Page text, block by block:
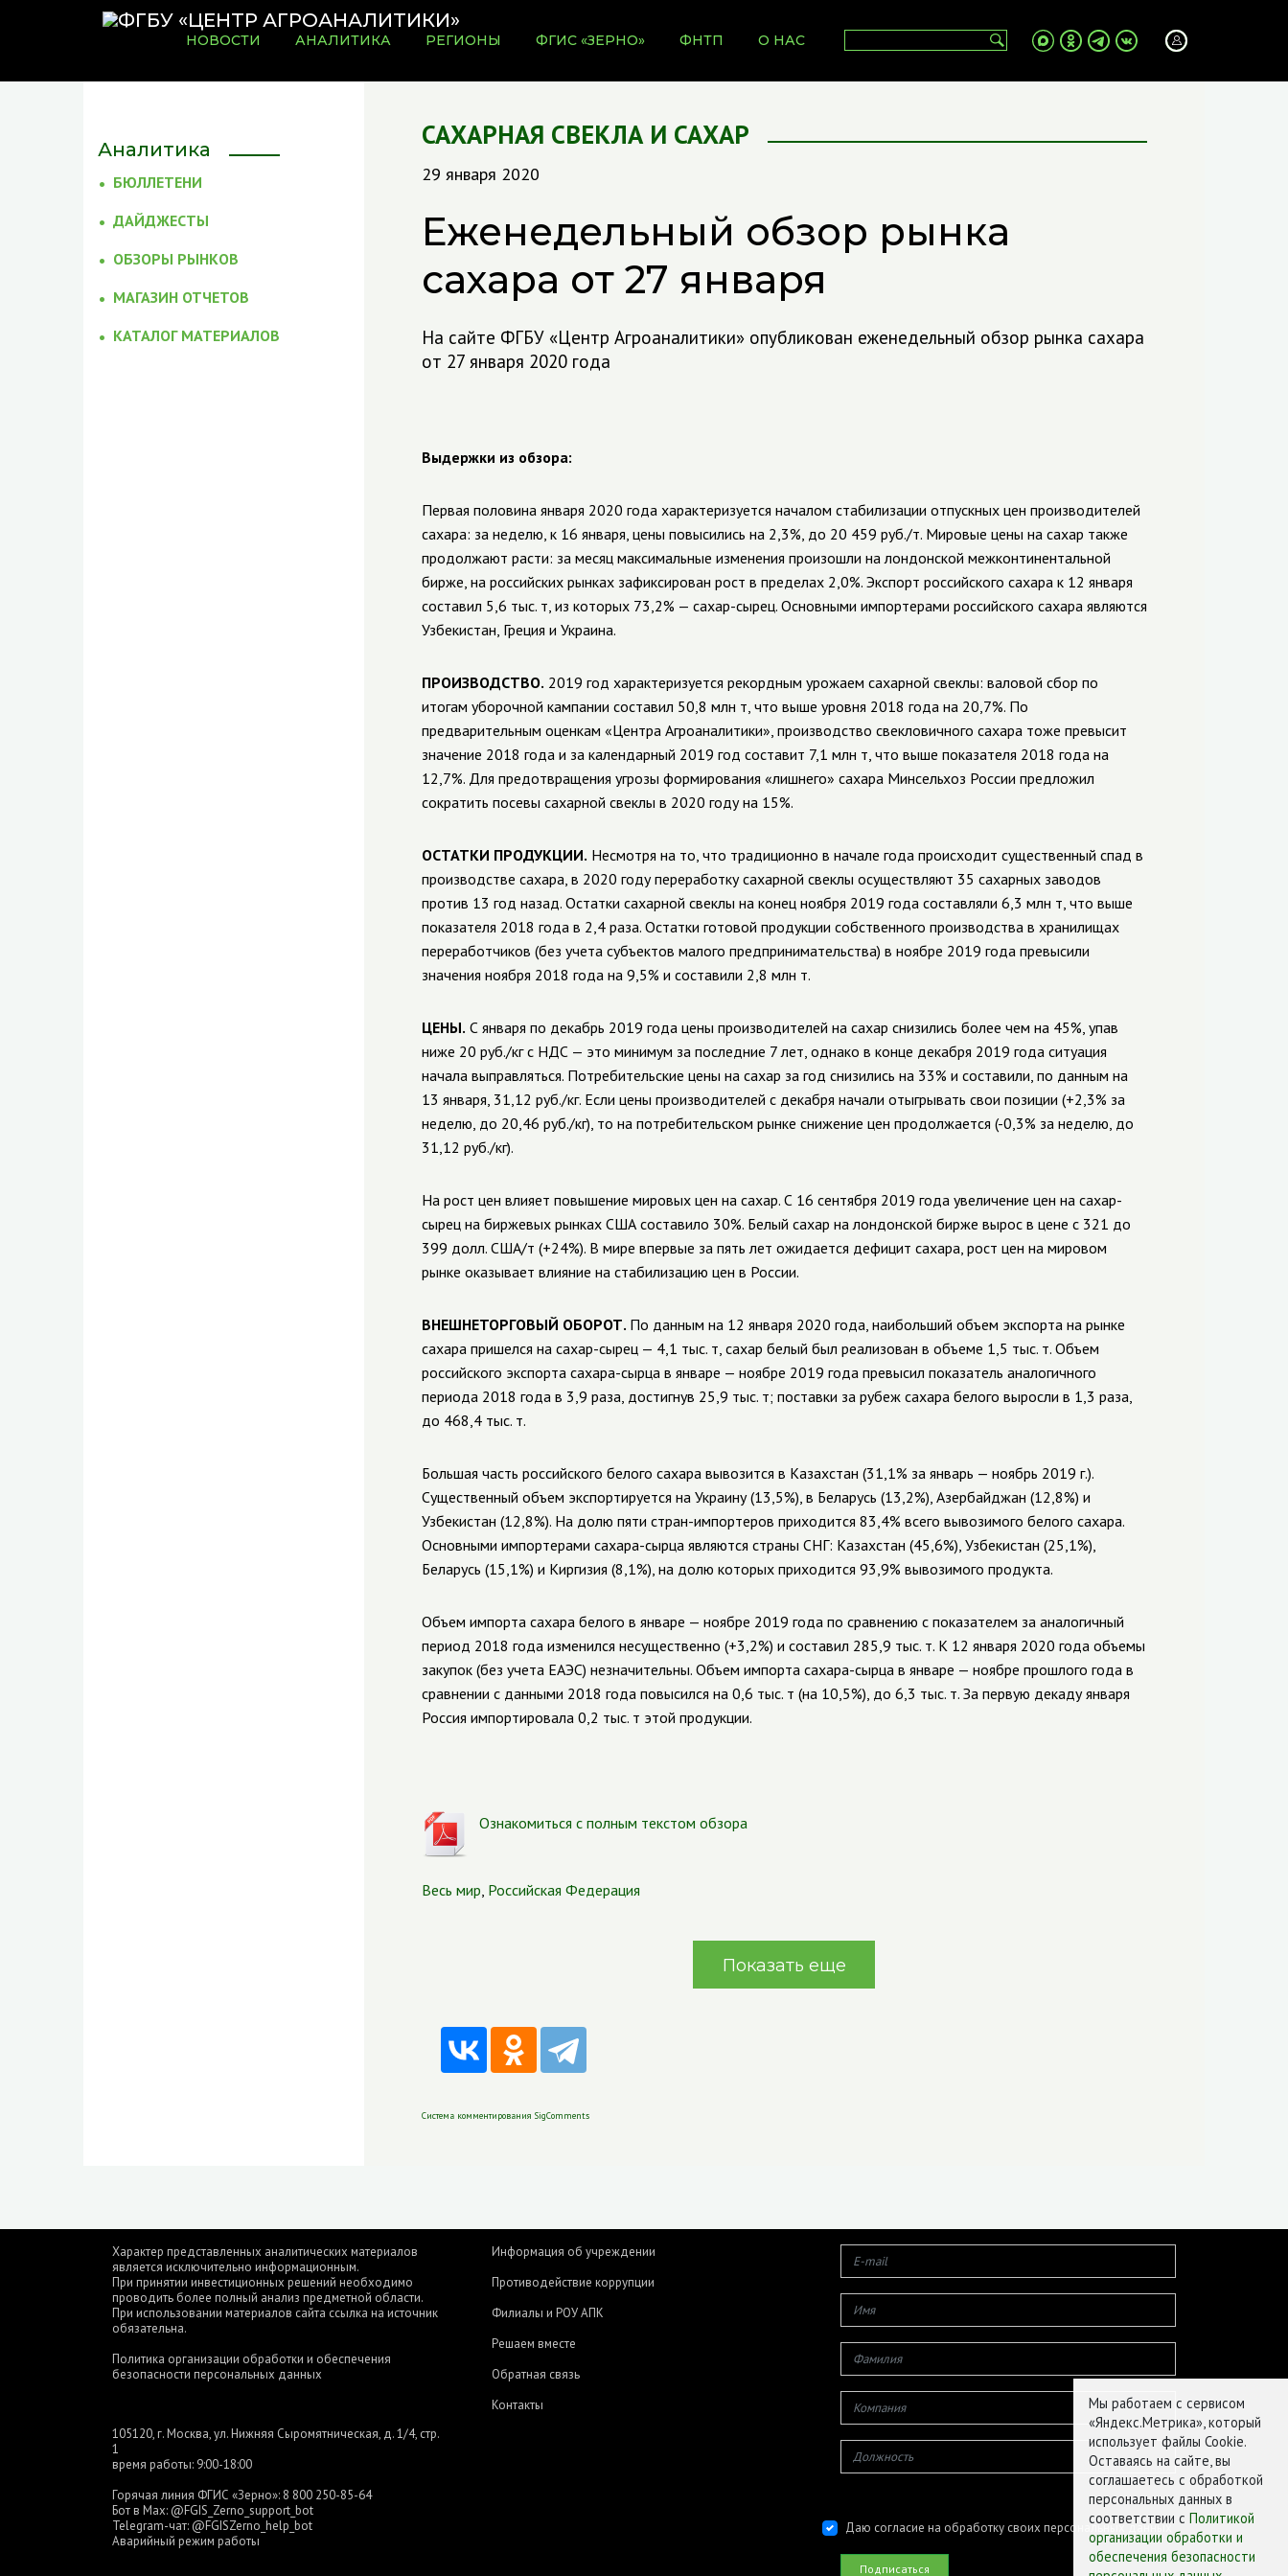
НОВОСТИ АНАЛИТИКА РЕГИОНЫ ФГИС «ЗЕРНО» ФНТП О НАС
Аналитика
БЮЛЛЕТЕНИ
ДАЙДЖЕСТЫ
ОБЗОРЫ РЫНКОВ
МАГАЗИН ОТЧЕТОВ
КАТАЛОГ МАТЕРИАЛОВ
САХАРНАЯ СВЕКЛА И САХАР
29 января 2020
Еженедельный обзор рынка
сахара от 27 января
На сайте ФГБУ «Центр Агроаналитики» опубликован еженедельный обзор рынка сахара
от 27 января 2020 года
Выдержки из обзора:
Первая половина января 2020 года характеризуется началом стабилизации отпускных цен производителей
сахара: за неделю, к 16 января, цены повысились на 2,3%, до 20 459 руб./т. Мировые цены на сахар также
продолжают расти: за месяц максимальные изменения произошли на лондонской межконтинентальной
бирже, на российских рынках зафиксирован рост в пределах 2,0%. Экспорт российского сахара к 12 января
составил 5,6 тыс. т, из которых 73,2% — сахар-сырец. Основными импортерами российского сахара являются
Узбекистан, Греция и Украина.
ПРОИЗВОДСТВО. 2019 год характеризуется рекордным урожаем сахарной свеклы: валовой сбор по
итогам уборочной кампании составил 50,8 млн т, что выше уровня 2018 года на 20,7%. По
предварительным оценкам «Центра Агроаналитики», производство свекловичного сахара тоже превысит
значение 2018 года и за календарный 2019 год составит 7,1 млн т, что выше показателя 2018 года на
12,7%. Для предотвращения угрозы формирования «лишнего» сахара Минсельхоз России предложил
сократить посевы сахарной свеклы в 2020 году на 15%.
ОСТАТКИ ПРОДУКЦИИ. Несмотря на то, что традиционно в начале года происходит существенный спад в
производстве сахара, в 2020 году переработку сахарной свеклы осуществляют 35 сахарных заводов
против 13 год назад. Остатки сахарной свеклы на конец ноября 2019 года составляли 6,3 млн т, что выше
показателя 2018 года в 2,4 раза. Остатки готовой продукции собственного производства в хранилищах
переработчиков (без учета субъектов малого предпринимательства) в ноябре 2019 года превысили
значения ноября 2018 года на 9,5% и составили 2,8 млн т.
ЦЕНЫ. С января по декабрь 2019 года цены производителей на сахар снизились более чем на 45%, упав
ниже 20 руб./кг с НДС — это минимум за последние 7 лет, однако в конце декабря 2019 года ситуация
начала выправляться. Потребительские цены на сахар за год снизились на 33% и составили, по данным на
13 января, 31,12 руб./кг. Если цены производителей с декабря начали отыгрывать свои позиции (+2,3% за
неделю, до 20,46 руб./кг), то на потребительском рынке снижение цен продолжается (-0,3% за неделю, до
31,12 руб./кг).
На рост цен влияет повышение мировых цен на сахар. С 16 сентября 2019 года увеличение цен на сахар-
сырец на биржевых рынках США составило 30%. Белый сахар на лондонской бирже вырос в цене с 321 до
399 долл. США/т (+24%). В мире впервые за пять лет ожидается дефицит сахара, рост цен на мировом
рынке оказывает влияние на стабилизацию цен в России.
ВНЕШНЕТОРГОВЫЙ ОБОРОТ. По данным на 12 января 2020 года, наибольший объем экспорта на рынке
сахара пришелся на сахар-сырец — 4,1 тыс. т, сахар белый был реализован в объеме 1,5 тыс. т. Объем
российского экспорта сахара-сырца в январе — ноябре 2019 года превысил показатель аналогичного
периода 2018 года в 3,9 раза, достигнув 25,9 тыс. т; поставки за рубеж сахара белого выросли в 1,3 раза,
до 468,4 тыс. т.
Большая часть российского белого сахара вывозится в Казахстан (31,1% за январь — ноябрь 2019 г.).
Существенный объем экспортируется на Украину (13,5%), в Беларусь (13,2%), Азербайджан (12,8%) и
Узбекистан (12,8%). На долю пяти стран-импортеров приходится 83,4% всего вывозимого белого сахара.
Основными импортерами сахара-сырца являются страны СНГ: Казахстан (45,6%), Узбекистан (25,1%),
Беларусь (15,1%) и Киргизия (8,1%), на долю которых приходится 93,9% вывозимого продукта.
Объем импорта сахара белого в январе — ноябре 2019 года по сравнению с показателем за аналогичный
период 2018 года изменился несущественно (+3,2%) и составил 285,9 тыс. т. К 12 января 2020 года объемы
закупок (без учета ЕАЭС) незначительны. Объем импорта сахара-сырца в январе — ноябре прошлого года в
сравнении с данными 2018 года повысился на 0,6 тыс. т (на 10,5%), до 6,3 тыс. т. За первую декаду января
Россия импортировала 0,2 тыс. т этой продукции.
Ознакомиться с полным текстом обзора
Весь мир, Российская Федерация
Показать еще
Система комментирования SigComments
Характер представленных аналитических материалов
является исключительно информационным.
При принятии инвестиционных решений необходимо
проводить более полный анализ предметной области.
При использовании материалов сайта ссылка на источник
обязательна.
Политика организации обработки и обеспечения
безопасности персональных данных
105120, г. Москва, ул. Нижняя Сыромятническая, д. 1/4, стр.
1
время работы: 9:00-18:00
Горячая линия ФГИС «Зерно»: 8 800 250-85-64
Бот в Max: @FGIS_Zerno_support_bot
Telegram-чат: @FGISZerno_help_bot
Аварийный режим работы
Информация об учреждении
Противодействие коррупции
Филиалы и РОУ АПК
Решаем вместе
Обратная связь
Контакты
Даю согласие на обработку своих персональных данных
Мы работаем с сервисом
«Яндекс.Метрика», который
использует файлы Cookie.
Оставаясь на сайте, вы
соглашаетесь с обработкой
персональных данных в
соответствии с Политикой
организации обработки и
обеспечения безопасности